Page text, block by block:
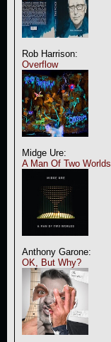
Rob Harrison:
Overflow
Midge Ure:
A Man Of Two Worlds
Anthony Garone:
OK, But Why?